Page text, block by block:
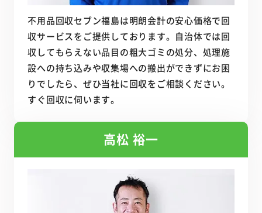
不用品回収セブン福島は明朗会計の安心価格で回
収サービスをご提供しております。自治体では回
収してもらえない品目の粗大ゴミの処分、処理施
設への持ち込みや収集場への搬出ができずにお困
りでしたら、ぜひ当社に回収をご相談ください。
すぐ回収に伺います。
高松 裕一